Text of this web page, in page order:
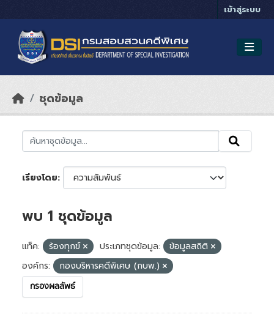
เข้าสู่ระบบ
ชุดข้อมูล
เรียงโดย
พบ 1 ชุดข้อมูล
แท็ค: ร้องทุกข์ ประเภทชุดข้อมูล:
ข้อมูลสถิติ
องค์กร:
กองบริหารคดีพิเศษ (กบพ.)
กรองผลลัพธ์